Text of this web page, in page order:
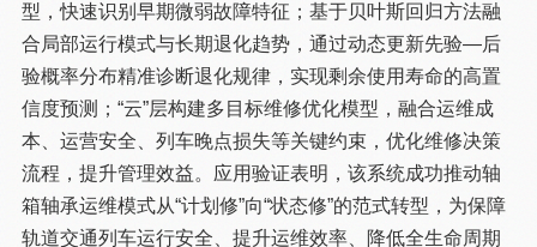
型，快速识别早期微弱故障特征；基于贝叶斯回归方法融
合局部运行模式与长期退化趋势，通过动态更新先验—后
验概率分布精准诊断退化规律，实现剩余使用寿命的高置
信度预测；“云”层构建多目标维修优化模型，融合运维成
本、运营安全、列车晚点损失等关键约束，优化维修决策
流程，提升管理效益。应用验证表明，该系统成功推动轴
箱轴承运维模式从“计划修”向“状态修”的范式转型，为保障
轨道交通列车运行安全、提升运维效率、降低全生命周期